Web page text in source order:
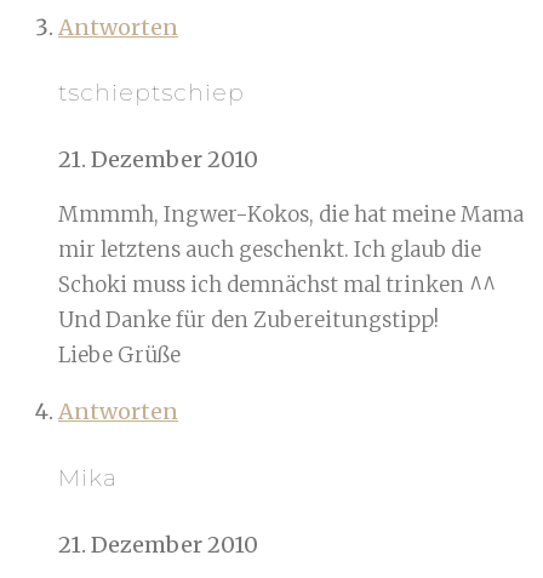
Antworten
tschieptschiep
21. Dezember 2010
Mmmmh, Ingwer-Kokos, die hat meine Mama
mir letztens auch geschenkt. Ich glaub die
Schoki muss ich demnächst mal trinken ^^
Und Danke für den Zubereitungstipp!
Liebe Grüße
Antworten
Mika
21. Dezember 2010